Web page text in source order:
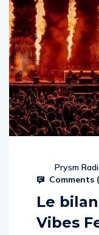
Prysm
Comments (
Le
Vibes